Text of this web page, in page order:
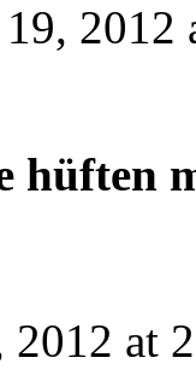
2012
hüften
2012 at